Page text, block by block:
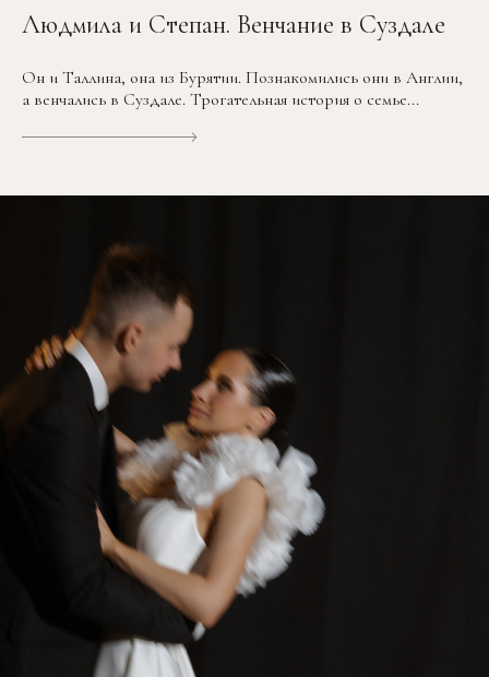
Людмила и Степан. Венчание в Суздале
Он и Таллина, она из Бурятии. Познакомились они в Англии,
а венчались в Суздале. Трогательная история о семье...